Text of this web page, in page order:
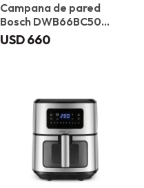
Campana de pared
Bosch DWB66BC50
Plana 60 cm
USD660